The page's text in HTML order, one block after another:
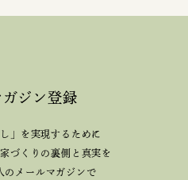
ガジン登録
」を実現するために
家づくりの裏側と真実を
のメールマガジンで